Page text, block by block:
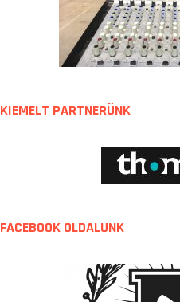
KIEMELT PARTNERÜNK
FACEBOOK OLDALUNK